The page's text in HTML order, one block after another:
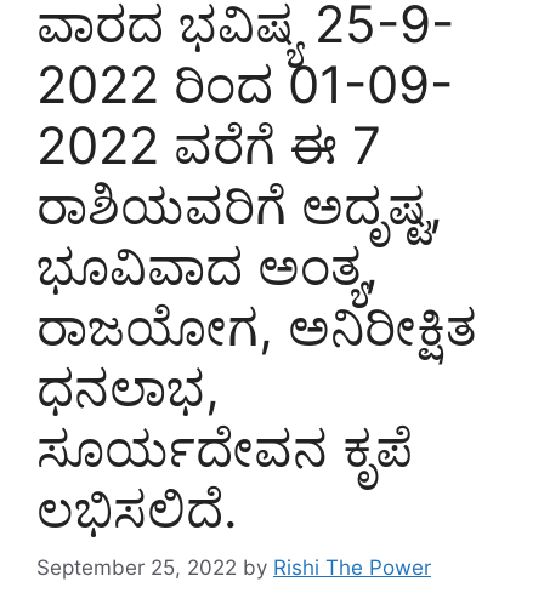
ವಾರದ ಭವಿಷ್ಯ 25-9-
2022 ರಿಂದ 01-09-
2022 ವರೆಗೆ ಈ 7
ರಾಶಿಯವರಿಗೆ ಅದೃಷ್ಟ,
ಭೂವಿವಾದ ಅಂತ್ಯ,
ರಾಜಯೋಗ, ಅನಿರೀಕ್ಷಿತ
ಧನಲಾಭ,
ಸೂರ್ಯದೇವನ ಕೃಪೆ
ಲಭಿಸಲಿದೆ.
September 25, 2022 by Rishi The Power